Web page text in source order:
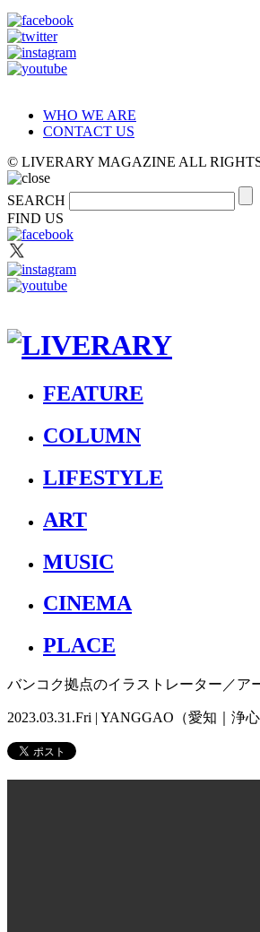
WHO WE ARE
CONTACT US
© LIVERARY MAGAZINE ALL
SEARCH
FIND US
FEATURE
COLUMN
LIFESTYLE
ART
MUSIC
CINEMA
PLACE
バンコク拠点のイラストレーター／ア
2023.03.31.Fri | YANGGAO（愛知｜浄心